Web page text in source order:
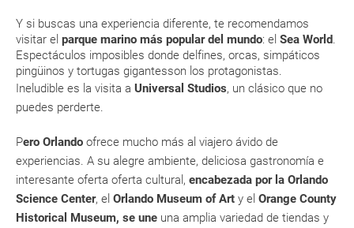
Y si buscas una experiencia diferente, te recomendamos
visitar el parque marino más popular del mundo: el Sea World
Espectáculos imposibles donde delfines, orcas, simpáticos
pingüinos y tortugas gigantesson los protagonistas.
Ineludible es la visita a Universal Studios, un clásico que no
puedes perderte.
Pero Orlando ofrece mucho más al viajero ávido de
experiencias. A su alegre ambiente, deliciosa gastronomía e
interesante oferta oferta cultural, encabezada por la Orlando
Science Center, el Orlando Museum of Art y el Orange County
Historical Museum, se une una amplia variedad de tiendas y
¿Con cuánta antelación tengo que estar en el
aeropuerto?
RESERVAR ¿Cómo puedo reservar un viaje de
paquete vacacional en la página web?
Al realizar la reserva, uno de los servicios ha
quedado de pendiente de confirmación ¿Cómo
sabré si se confirma el viaje?
¿Cómo sé si hay plazas disponibles en el viaje que